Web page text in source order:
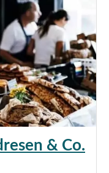
& Co.